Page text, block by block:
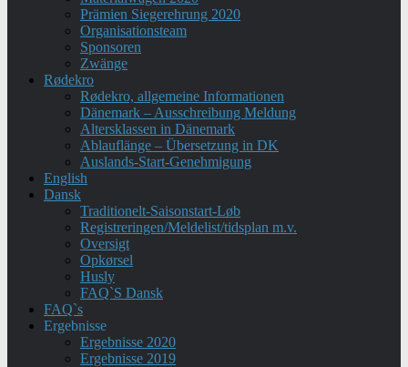
Prämien Siegerehrung 2020
Organisationsteam
Sponsoren
Zwänge
Rødekro
Rødekro, allgemeine Informationen
Dänemark – Ausschreibung Meldung
Altersklassen in Dänemark
Ablauflänge – Übersetzung in DK
Auslands-Start-Genehmigung
English
Dansk
Traditionelt-Saisonstart-Løb
Registreringen/Meldelist/tidsplan m.v.
Oversigt
Opkørsel
Husly
FAQ`S Dansk
FAQ`s
Ergebnisse
Ergebnisse 2020
Ergebnisse 2019